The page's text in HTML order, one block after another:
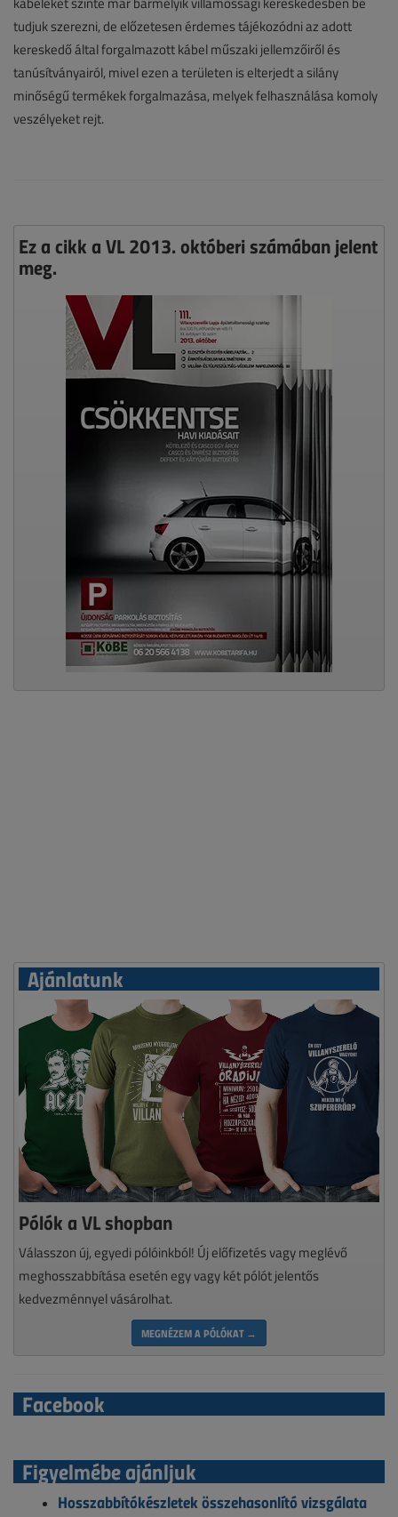
tudjuk szerezni, de előzetesen érdemes tájékozódni az adott
kereskedő által forgalmazott kábel műszaki jellemzőiről és
tanúsítványairól, mivel ezen a területen is elterjedt a silány
minőségű termékek forgalmazása, melyek felhasználása komoly
veszélyeket rejt.
Ez a cikk a VL 2013. októberi számában jelent
meg.
Ajánlatunk
Pólók a VL shopban
Válasszon új, egyedi pólóinkból! Új előfizetés vagy meglévő
meghosszabbítása esetén egy vagy két pólót jelentős
kedvezménnyel vásárolhat.
MEGNÉZEM A PÓLÓKAT →
Facebook
Figyelmébe ajánljuk
Hosszabbítókészletek összehasonlító vizsgálata